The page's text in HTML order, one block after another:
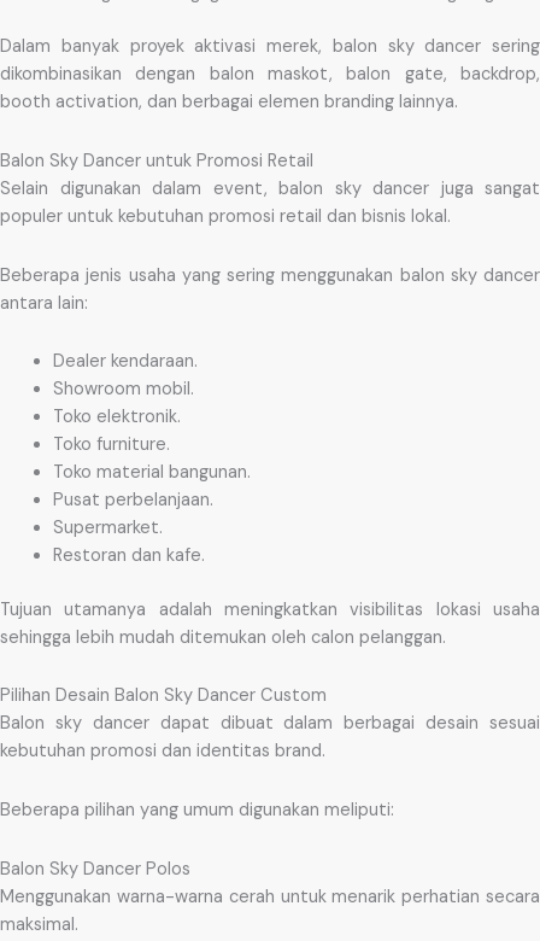
Dalam banyak proyek aktivasi merek, balon sky dancer sering
dikombinasikan dengan balon maskot, balon gate, backdrop,
booth activation, dan berbagai elemen branding lainnya.
Balon Sky Dancer untuk Promosi Retail
Selain digunakan dalam event, balon sky dancer juga sangat
populer untuk kebutuhan promosi retail dan bisnis lokal.
Beberapa jenis usaha yang sering menggunakan balon sky dancer
antara lain:
Dealer kendaraan.
Showroom mobil.
Toko elektronik.
Toko furniture.
Toko material bangunan.
Pusat perbelanjaan.
Supermarket.
Restoran dan kafe.
Tujuan utamanya adalah meningkatkan visibilitas lokasi usaha
sehingga lebih mudah ditemukan oleh calon pelanggan.
Pilihan Desain Balon Sky Dancer Custom
Balon sky dancer dapat dibuat dalam berbagai desain sesuai
kebutuhan promosi dan identitas brand.
Beberapa pilihan yang umum digunakan meliputi:
Balon Sky Dancer Polos
Menggunakan warna-warna cerah untuk menarik perhatian secara
maksimal.